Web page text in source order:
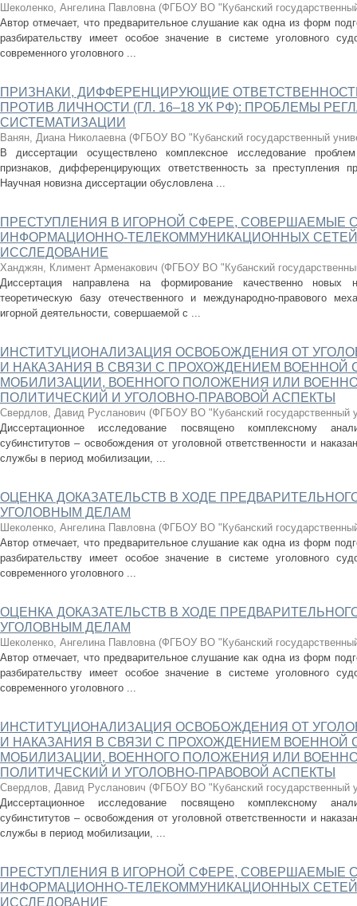
Шеколенко, Ангелина Павловна (ФГБОУ ВО "Кубанский
Автор отмечает, что предварительное слушание как одна из форм
разбирательству имеет особое значение в системе уголовного
современного уголовного ...
ПРИЗНАКИ, ДИФФЕРЕНЦИРУЮЩИЕ
ПРОТИВ ЛИЧНОСТИ (ГЛ. 16–18 УК РФ): ПРОБЛЕМЫ
СИСТЕМАТИЗАЦИИ
Ванян, Диана Николаевна (ФГБОУ ВО "Кубанский государственный
В диссертации осуществлено комплексное исследование
признаков, дифференцирующих ответственность за
Научная новизна диссертации обусловлена ...
ПРЕСТУПЛЕНИЯ В ИГОРНОЙ СФЕРЕ, СОВЕРШАЕМЫЕ
ИНФОРМАЦИОННО-ТЕЛЕКОММУНИКАЦИОННЫХ
ИССЛЕДОВАНИЕ
Ханджян, Климент Арменакович (ФГБОУ ВО "Кубанский
Диссертация направлена на формирование качественно новых
теоретическую базу отечественного и международно-правового
игорной деятельности, совершаемой с ...
ИНСТИТУЦИОНАЛИЗАЦИЯ ОСВОБОЖДЕНИЯ ОТ
И НАКАЗАНИЯ В СВЯЗИ С ПРОХОЖДЕНИЕМ ВОЕННОЙ
МОБИЛИЗАЦИИ, ВОЕННОГО ПОЛОЖЕНИЯ ИЛИ
ПОЛИТИЧЕСКИЙ И УГОЛОВНО-ПРАВОВОЙ АСПЕКТЫ
Свердлов, Давид Русланович (ФГБОУ ВО "Кубанский государственный
Диссертационное исследование посвящено комплексному
субинститутов – освобождения от уголовной ответственности и
службы в период мобилизации, ...
ОЦЕНКА ДОКАЗАТЕЛЬСТВ В ХОДЕ
УГОЛОВНЫМ ДЕЛАМ
Шеколенко, Ангелина Павловна (ФГБОУ ВО "Кубанский
Автор отмечает, что предварительное слушание как одна из форм
разбирательству имеет особое значение в системе уголовного
современного уголовного ...
ОЦЕНКА ДОКАЗАТЕЛЬСТВ В ХОДЕ
УГОЛОВНЫМ ДЕЛАМ
Шеколенко, Ангелина Павловна (ФГБОУ ВО "Кубанский
Автор отмечает, что предварительное слушание как одна из форм
разбирательству имеет особое значение в системе уголовного
современного уголовного ...
ИНСТИТУЦИОНАЛИЗАЦИЯ ОСВОБОЖДЕНИЯ ОТ
И НАКАЗАНИЯ В СВЯЗИ С ПРОХОЖДЕНИЕМ ВОЕННОЙ
МОБИЛИЗАЦИИ, ВОЕННОГО ПОЛОЖЕНИЯ ИЛИ
ПОЛИТИЧЕСКИЙ И УГОЛОВНО-ПРАВОВОЙ АСПЕКТЫ
Свердлов, Давид Русланович (ФГБОУ ВО "Кубанский государственный
Диссертационное исследование посвящено комплексному
субинститутов – освобождения от уголовной ответственности и
службы в период мобилизации, ...
ПРЕСТУПЛЕНИЯ В ИГОРНОЙ СФЕРЕ, СОВЕРШАЕМЫЕ
ИНФОРМАЦИОННО-ТЕЛЕКОММУНИКАЦИОННЫХ
ИССЛЕДОВАНИЕ